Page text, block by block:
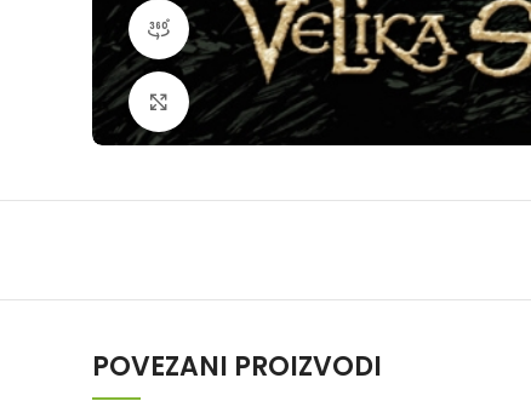
360 product view
Klikni da povečaš
POVEZANI PROIZVODI